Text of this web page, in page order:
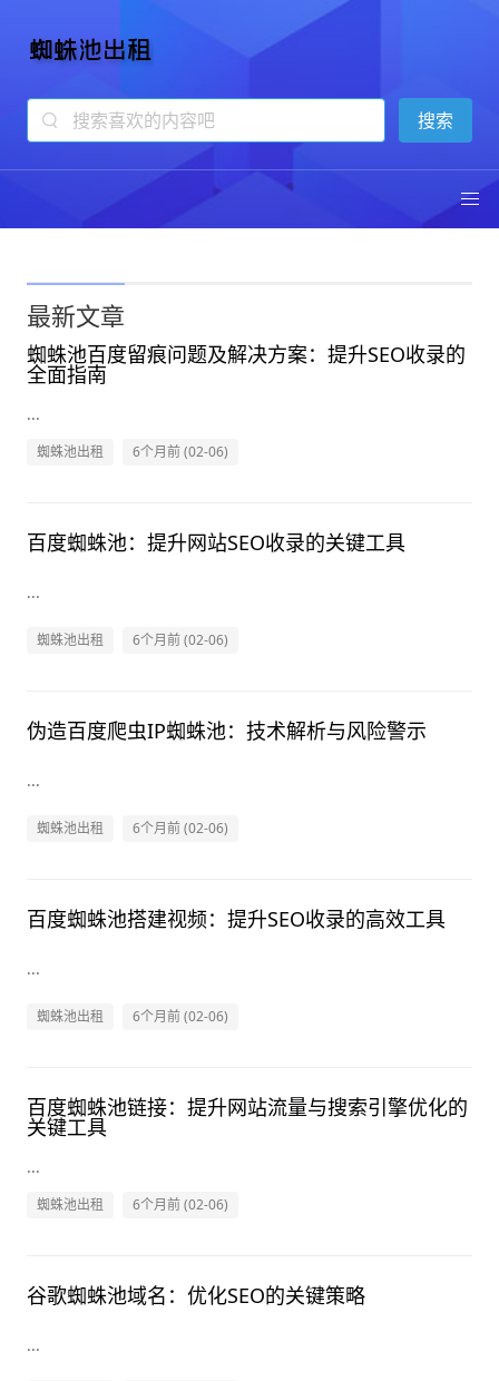
蜘蛛池出租
13年专注蜘蛛池技术
最新文章
蜘蛛池百度留痕问题及解决方案：提升SEO收录的
全面指南
...
蜘蛛池出租 6个月前 (02-06)
百度蜘蛛池：提升网站SEO收录的关键工具
...
蜘蛛池出租 6个月前 (02-06)
伪造百度爬虫IP蜘蛛池：技术解析与风险警示
...
蜘蛛池出租 6个月前 (02-06)
百度蜘蛛池搭建视频：提升SEO收录的高效工具
...
蜘蛛池出租 6个月前 (02-06)
百度蜘蛛池链接：提升网站流量与搜索引擎优化的
关键工具
...
蜘蛛池出租 6个月前 (02-06)
谷歌蜘蛛池域名：优化SEO的关键策略
...